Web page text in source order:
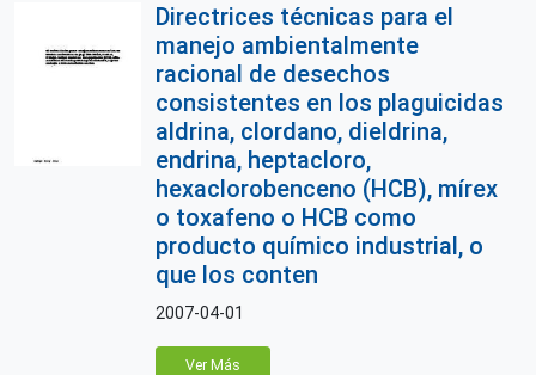
Directrices técnicas para el
manejo ambientalmente
racional de desechos
consistentes en los plaguicidas
aldrina, clordano, dieldrina,
endrina, heptacloro,
hexaclorobenceno (HCB), mírex
o toxafeno o HCB como
producto químico industrial, o
que los conten
2007-04-01
Ver Más